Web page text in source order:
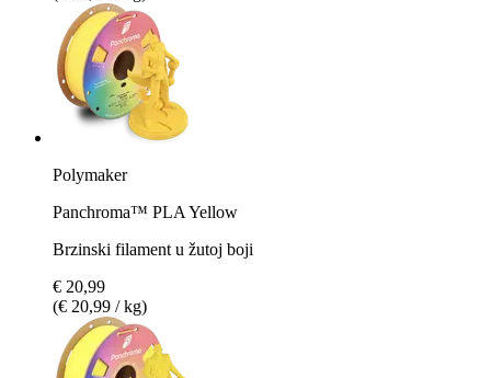
Polymaker
Panchroma™ PLA Yellow
Brzinski filament u žutoj boji
€ 20,99
(€ 20,99 / kg)